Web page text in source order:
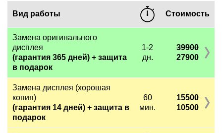
Вид работы Стоимость
Замена оригинального
дисплея
(гарантия 365 дней) + защита
в подарок
1-2
дн.
39900
27900
Замена дисплея (хорошая
копия)
(гарантия 14 дней) + защита в
подарок
60
мин.
15500
10500